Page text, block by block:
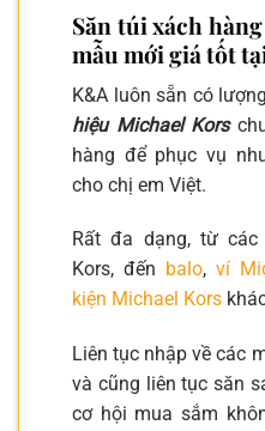
Săn túi xách
mẫu mới giá tốt
K&A luôn sẵn có
hiệu Michael Kors
hàng để phục vụ
cho chị em Việt.
Rất đa dạng, từ các
Kors, đến balo, ví
kiện Michael Kors
Liên tục nhập về các
và cũng liên tục săn
cơ hội mua sắm